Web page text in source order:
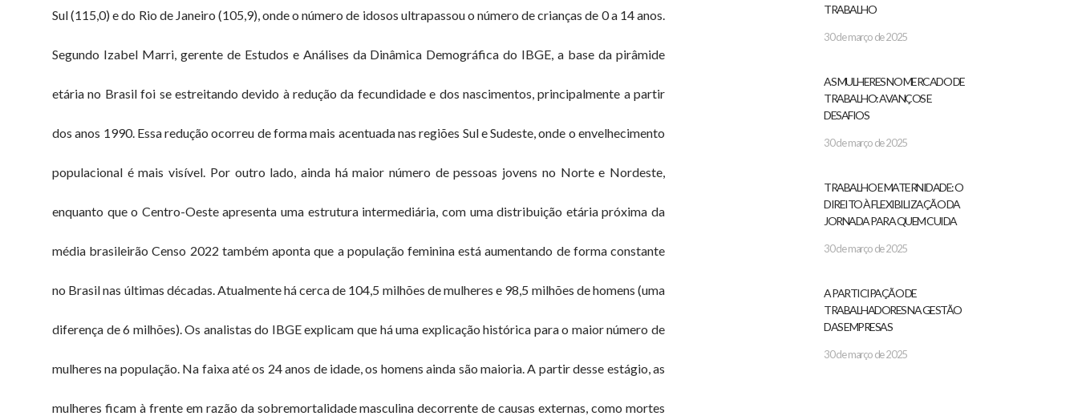
Sul (115,0) e do Rio de Janeiro (105,9), onde o número de idosos ultrapassou o número de crianças de 0 a 14 anos.
Segundo Izabel Marri, gerente de Estudos e Análises da Dinâmica Demográfica do IBGE, a base da pirâmide
etária no Brasil foi se estreitando devido à redução da fecundidade e dos nascimentos, principalmente a partir
dos anos 1990. Essa redução ocorreu de forma mais acentuada nas regiões Sul e Sudeste, onde o envelhecimento
populacional é mais visível. Por outro lado, ainda há maior número de pessoas jovens no Norte e Nordeste,
enquanto que o Centro-Oeste apresenta uma estrutura intermediária, com uma distribuição etária próxima da
média brasileirão Censo 2022 também aponta que a população feminina está aumentando de forma constante
no Brasil nas últimas décadas. Atualmente há cerca de 104,5 milhões de mulheres e 98,5 milhões de homens (uma
diferença de 6 milhões). Os analistas do IBGE explicam que há uma explicação histórica para o maior número de
mulheres na população. Na faixa até os 24 anos de idade, os homens ainda são maioria. A partir desse estágio, as
mulheres ficam à frente em razão da sobremortalidade masculina decorrente de causas externas, como mortes
TRABALHO
30 de março de 2025
AS MULHERES NO MERCADO DE
TRABALHO: AVANÇOS E
DESAFIOS
30 de março de 2025
TRABALHO E MATERNIDADE: O
DIREITO À FLEXIBILIZAÇÃO DA
JORNADA PARA QUEM CUIDA
30 de março de 2025
A PARTICIPAÇÃO DE
TRABALHADORES NA GESTÃO
DAS EMPRESAS
30 de março de 2025